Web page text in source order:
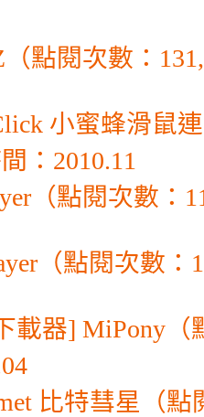
（點閱次數：
小蜜蜂滑鼠
：2010.11
（點閱次數：
（點閱次數：
載器] MiPony（
比特彗星（點